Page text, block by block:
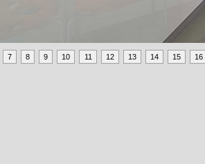
7 8 9 10 11 12 13 14 15 16